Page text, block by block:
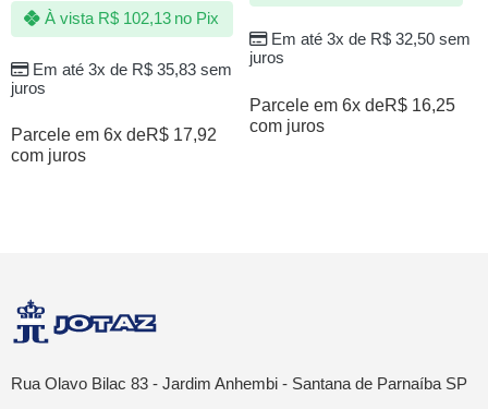
Em até 3x de R$35,83sem
juros
À vista R$102,13 no Pix
Parcele em 6x deR$ 17,92
com juros
Em até 3x de R$32,50sem
juros
Parcele em 6x deR$ 16,25
com juros
Rua Olavo Bilac 83 - Jardim Anhembi - Santana de Parnaíba SP